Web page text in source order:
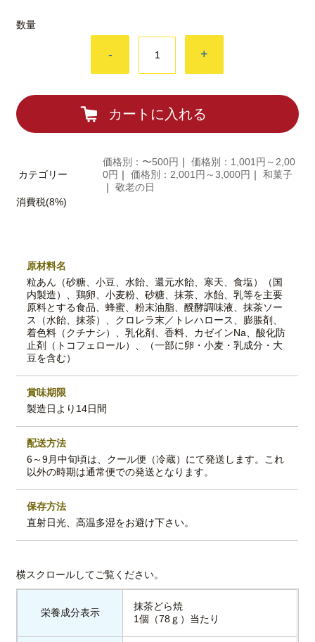
数量
- +
カートに入れる
カテゴリー
価格別：〜500円 ｜価格別：1,001円～2,00
0円 ｜価格別：2,001円～3,000円 ｜和菓子
｜敬老の日
消費税(8%)
原材料名
粒あん（砂糖、小豆、水飴、還元水飴、寒天、食塩）（国
内製造）、鶏卵、小麦粉、砂糖、抹茶、水飴、乳等を主要
原料とする食品、蜂蜜、粉末油脂、醗酵調味液、抹茶ソー
ス（水飴、抹茶）、クロレラ末／トレハロース、膨脹剤、
着色料（クチナシ）、乳化剤、香料、カゼインNa、酸化防
止剤（トコフェロール）、（一部に卵・小麦・乳成分・大
豆を含む）
賞味期限
製造日より14日間
配送方法
6～9月中旬頃は、クール便（冷蔵）にて発送します。これ
以外の時期は通常便での発送となります。
保存方法
直射日光、高温多湿をお避け下さい。
栄養成分表示
抹茶どら焼
1個（78ｇ）当たり